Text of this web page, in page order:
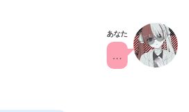
あなた
…